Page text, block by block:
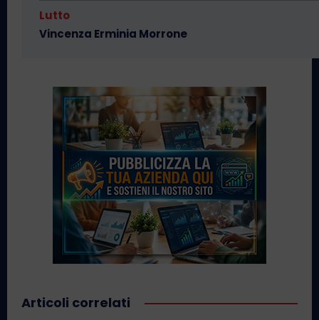
Lutto
Vincenza Erminia Morrone
Articoli correlati